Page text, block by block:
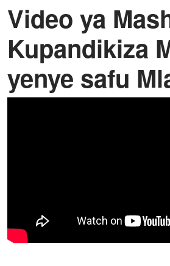
Video ya
Kupandikiza
yenye safu